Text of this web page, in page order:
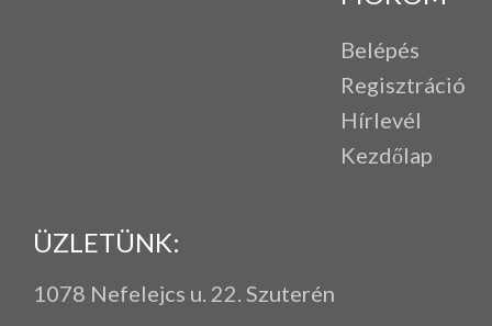
Belépés
Regisztráció
Hírlevél
Kezdőlap
ÜZLETÜNK:
1078 Nefelejcs u. 22. Szuterén